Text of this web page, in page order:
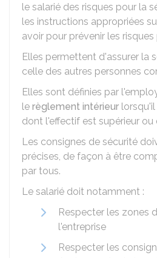
le salarié des risques pour la
les instructions appropriées
avoir pour prévenir les
Elles permettent d'assurer la
celle des autres personnes
Elles sont définies par
le règlement intérieur
dont l'effectif est supérieur ou
Les consignes de sécurité
précises, de façon à être
par tous.
Le salarié doit notamment :
Respecter les zones
l'entreprise
Respecter les